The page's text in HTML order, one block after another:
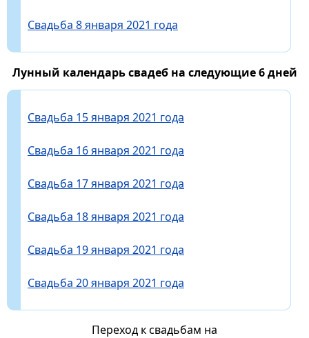
Свадьба 8 января 2021 года
Лунный календарь свадеб на следующие 6 дней
Свадьба 15 января 2021 года
Свадьба 16 января 2021 года
Свадьба 17 января 2021 года
Свадьба 18 января 2021 года
Свадьба 19 января 2021 года
Свадьба 20 января 2021 года
Переход к свадьбам на